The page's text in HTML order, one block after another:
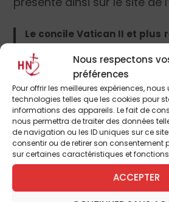
Nous respectons
préférences
Pour offrir les meilleures expériences,
technologies telles que les cookies pour
informations des appareils. Le fait de
nous permettra de traiter des données
de navigation ou les ID uniques sur ce
consentir ou de retirer son consentement
sur certaines caractéristiques et
ACCEPTER
Le concile Vatican II et plus
l’encyclique « Redemptoris
invité la théologie
dépasser les préoccupations
du salut des infidèles », qui
l’accès au salut des
confessent pas le Christ
pas explicitement à
une véritable « théologie
l’objectif est de déterminer,
chrétienne, le rôle que
en tant qu’institutions
l’économie du salut.